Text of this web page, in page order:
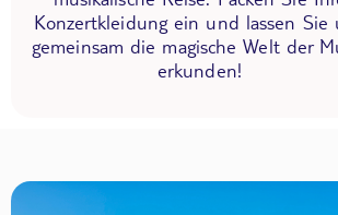
Konzertkleidung ein und lassen Sie
gemeinsam die magische Welt der
erkunden!